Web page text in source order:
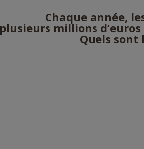
Chaque année,
plusieurs millions
Quels sont